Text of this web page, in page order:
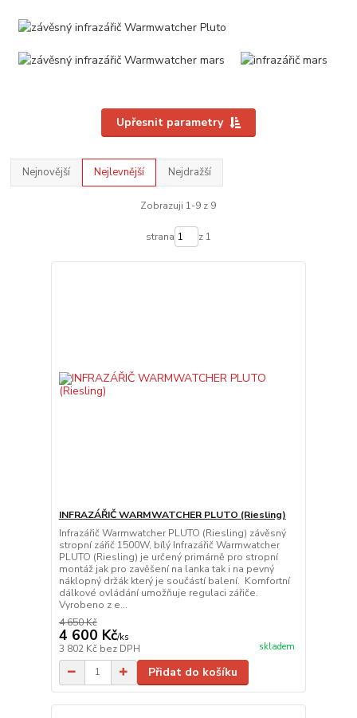
Upřesnit parametry
Nejnovější Nejlevnější Nejdražší
Zobrazuji 1-9 z 9
strana z 1
INFRAZÁŘIČ WARMWATCHER PLUTO (Riesling)
Infrazářič Warmwatcher PLUTO (Riesling) závěsný
stropní zářič 1500W, bílý Infrazářič Warmwatcher
PLUTO (Riesling) je určený primárně pro stropní
montáž jak pro zavěšení na lanka tak i na pevný
náklopný držák který je součástí balení. Komfortní
dálkové ovládání umožňuje regulaci zářiče.
Vyrobeno z e...
4 650 Kč
4 600 Kč/ks
3 802 Kč bez DPH skladem
Přidat do košíku